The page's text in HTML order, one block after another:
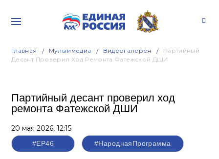
Главная Мультимедиа Видеогалерея
Партийный
Десант Проверил Ход Ремонта Фатежской ДШИ
Партийный десант проверил ход
ремонта Фатежской ДШИ
20 мая 2026, 12:15
#ЕР46 #НароднаяПрограмма